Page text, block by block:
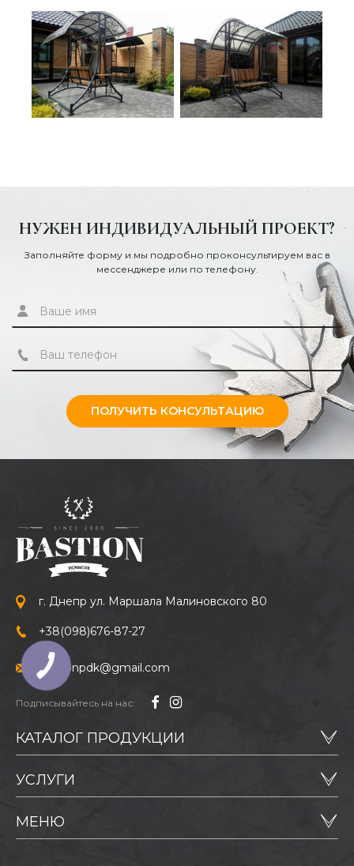
НУЖЕН ИНДИВИДУАЛЬНЫЙ ПРОЕКТ?
Заполняйте форму и мы подробно проконсультируем вас в
мессенджере или по телефону.
ПОЛУЧИТЬ КОНСУЛЬТАЦИЮ
г. Днепр ул. Маршала Малиновского 80
+38(098)676-87-27
bastionpdk@gmail.com
Подписывайтесь на нас:
КАТАЛОГ ПРОДУКЦИИ
УСЛУГИ
МЕНЮ